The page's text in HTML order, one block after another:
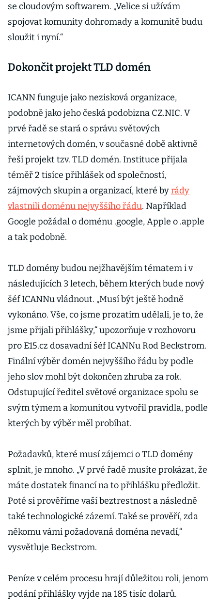
se cloudovým softwarem. „Velice si užívám
spojovat komunity dohromady a komunitě budu
sloužit i nyní.“
Dokončit projekt TLD domén
ICANN funguje jako nezisková organizace,
podobně jako jeho česká podobizna CZ.NIC. V
prvé řadě se stará o správu světových
internetových domén, v současné době aktivně
řeší projekt tzv. TLD domén. Instituce přijala
téměř 2 tisíce přihlášek od společností,
zájmových skupin a organizací, které byrády
vlastnili doménu nejvyššího řádu. Například
Google požádal o doménu .google, Apple o .apple
a tak podobně.
TLD domény budou nejžhavějším tématem i v
následujících 3 letech, během kterých bude nový
šéf ICANNu vládnout. „Musí být ještě hodně
vykonáno. Vše, co jsme prozatím udělali, je to, že
jsme přijali přihlášky,“ upozorňuje v rozhovoru
pro E15.cz dosavadní šéf ICANNu Rod Beckstrom.
Finální výběr domén nejvyššího řádu by podle
jeho slov mohl být dokončen zhruba za rok.
Odstupující ředitel světové organizace spolu se
svým týmem a komunitou vytvořil pravidla, podle
kterých by výběr měl probíhat.
Požadavků, které musí zájemci o TLD domény
splnit, je mnoho. „V prvé řadě musíte prokázat, že
máte dostatek financí na to přihlášku předložit.
Poté si prověříme vaší beztrestnost a následně
také technologické zázemí. Také se prověří, zda
někomu vámi požadovaná doména nevadí,“
vysvětluje Beckstrom.
Peníze v celém procesu hrají důležitou roli, jenom
podání přihlášky vyjde na 185 tisíc dolarů.